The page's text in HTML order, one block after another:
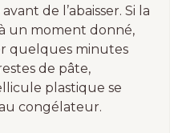
de l’abaisser. Si la
un moment donné,
quelques minutes
de pâte,
plastique se
congélateur.